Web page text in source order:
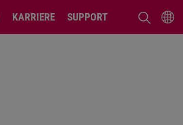
KARRIERE SUPPORT